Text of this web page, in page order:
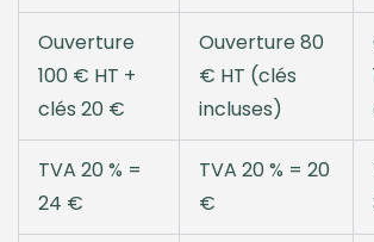
Ouverture
100 € HT +
clés 20 €
Ouverture 80
€ HT (clés
incluses)
TVA 20 % =
24 €
TVA 20 % = 20
€